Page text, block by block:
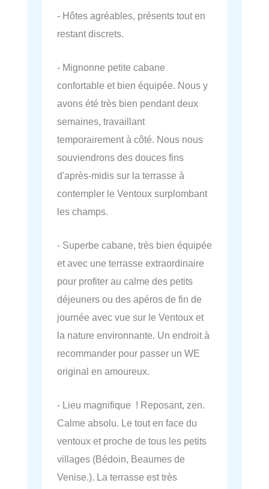
- Hôtes agréables, présents tout en
restant discrets.
- Mignonne petite cabane
confortable et bien équipée. Nous y
avons été très bien pendant deux
semaines, travaillant
temporairement à côté. Nous nous
souviendrons des douces fins
d'après-midis sur la terrasse à
contempler le Ventoux surplombant
les champs.
- Superbe cabane, très bien équipée
et avec une terrasse extraordinaire
pour profiter au calme des petits
déjeuners ou des apéros de fin de
journée avec vue sur le Ventoux et
la nature environnante. Un endroit à
recommander pour passer un WE
original en amoureux.
- Lieu magnifique ! Reposant, zen.
Calme absolu. Le tout en face du
ventoux et proche de tous les petits
villages (Bédoin, Beaumes de
Venise.). La terrasse est très